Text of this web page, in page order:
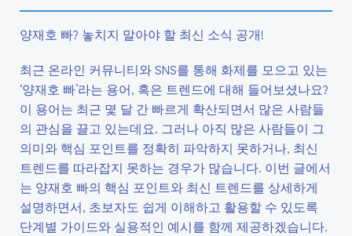
양재호 빠? 놓치지 말아야 할 최신 소식 공개!
최근 온라인 커뮤니티와 SNS를 통해 화제를 모으고 있는
‘양재호 빠’라는 용어, 혹은 트렌드에 대해 들어보셨나요?
이 용어는 최근 몇 달 간 빠르게 확산되면서 많은 사람들
의 관심을 끌고 있는데요. 그러나 아직 많은 사람들이 그
의미와 핵심 포인트를 정확히 파악하지 못하거나, 최신
트렌드를 따라잡지 못하는 경우가 많습니다. 이번 글에서
는 양재호 빠의 핵심 포인트와 최신 트렌드를 상세하게
설명하면서, 초보자도 쉽게 이해하고 활용할 수 있도록
단계별 가이드와 실용적인 예시를 함께 제공하겠습니다.